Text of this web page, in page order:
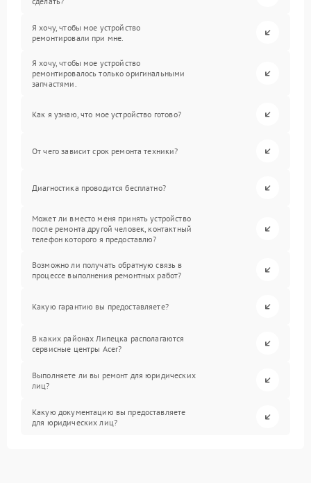
Я хочу, чтобы мое устройство
ремонтировали при мне.
Я хочу, чтобы мое устройство
ремонтировалось только оригинальными
запчастями.
Как я узнаю, что мое устройство готово?
От чего зависит срок ремонта техники?
Диагностика проводится бесплатно?
Может ли вместо меня принять устройство
после ремонта другой человек, контактный
телефон которого я предоставлю?
Возможно ли получать обратную связь в
процессе выполнения ремонтных работ?
Какую гарантию вы предоставляете?
В каких районах Липецка располагаются
сервисные центры Acer?
Выполняете ли вы ремонт для юридических
лиц?
Какую документацию вы предоставляете
для юридических лиц?